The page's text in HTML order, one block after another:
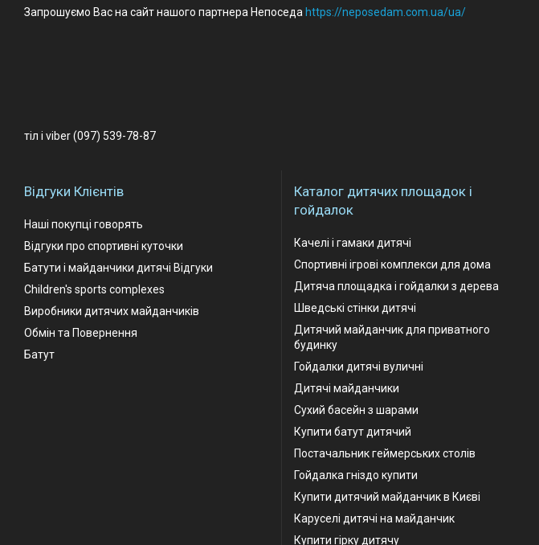
Запрошуємо Вас на сайт нашого партнера Непоседа https://neposedam.com.ua/ua/
тіл і viber (097) 539-78-87
Відгуки Клієнтів
Наші покупці говорять
Відгуки про спортивні куточки
Батути і майданчики дитячі Відгуки
Children's sports complexes
Виробники дитячих майданчиків
Обмін та Повернення
Батут
Каталог дитячих площадок і
гойдалок
Качелі і гамаки дитячі
Спортивні ігрові комплекси для дома
Дитяча площадка і гойдалки з дерева
Шведські стінки дитячі
Дитячий майданчик для приватного
будинку
Гойдалки дитячі вуличні
Дитячі майданчики
Сухий басейн з шарами
Купити батут дитячий
Постачальник геймерських столів
Гойдалка гніздо купити
Купити дитячий майданчик в Києві
Каруселі дитячі на майданчик
Купити гірку дитячу